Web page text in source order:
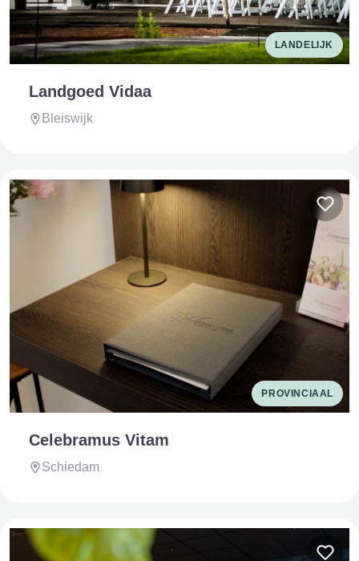
LANDELIJK
Landgoed Vidaa
Bleiswijk
PROVINCIAAL
Celebramus Vitam
Schiedam